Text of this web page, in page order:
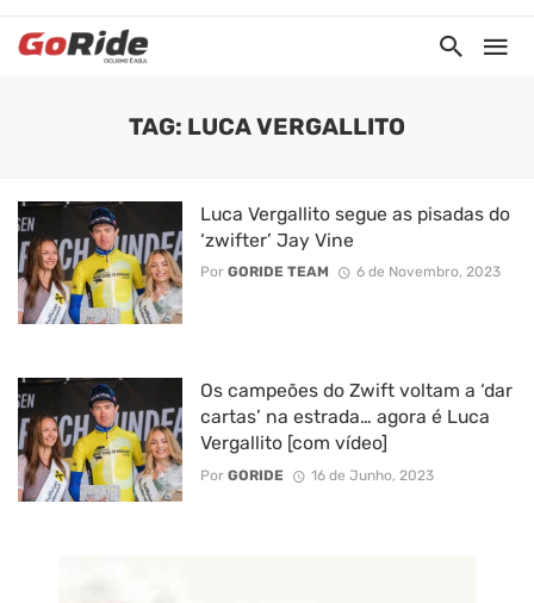
TAG: LUCA VERGALLITO
Luca Vergallito segue as pisadas do
‘zwifter’ Jay Vine
Por GORIDE TEAM 6 de Novembro, 2023
Os campeões do Zwift voltam a ‘dar
cartas’ na estrada… agora é Luca
Vergallito [com vídeo]
Por GORIDE 16 de Junho, 2023